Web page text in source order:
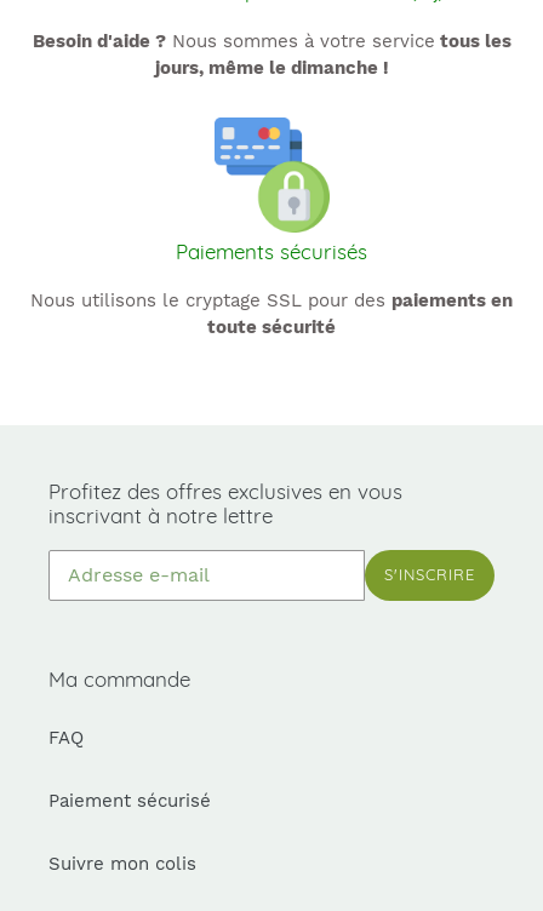
Besoin d'aide ?Nous sommes à votre service tous les
jours, même le dimanche !
Paiements sécurisés
Nous utilisons le cryptage SSL pour des paiements en
toute sécurité
Profitez des offres exclusives en vous
inscrivant à notre lettre
S'INSCRIRE
Ma commande
FAQ
Paiement sécurisé
Suivre mon colis